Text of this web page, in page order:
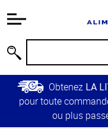
relative à
Passer
contenu
principal
Retour à
Obtenez LA
pour toute
ou plus